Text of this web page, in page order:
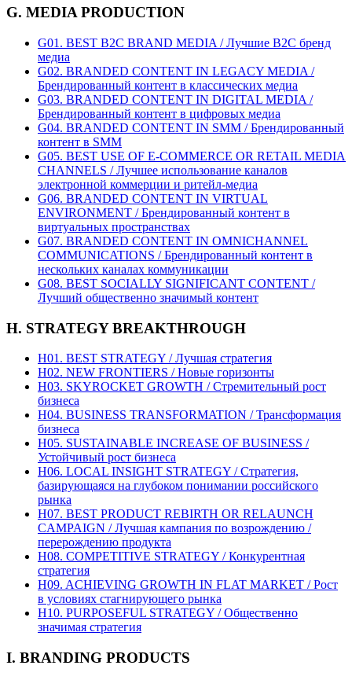
G. MEDIA PRODUCTION
G01. BEST B2C BRAND MEDIA / Лучшие B2C бренд
медиа
G02. BRANDED CONTENT IN LEGACY MEDIA /
Брендированный контент в классических медиа
G03. BRANDED CONTENT IN DIGITAL MEDIA /
Брендированный контент в цифровых медиа
G04. BRANDED CONTENT IN SMM / Брендированный
контент в SMM
G05. BEST USE OF E-COMMERCE OR RETAIL MEDIA
CHANNELS / Лучшее использование каналов
электронной коммерции и ритейл-медиа
G06. BRANDED CONTENT IN VIRTUAL
ENVIRONMENT / Брендированный контент в
виртуальных пространствах
G07. BRANDED CONTENT IN OMNICHANNEL
COMMUNICATIONS / Брендированный контент в
нескольких каналах коммуникации
G08. BEST SOCIALLY SIGNIFICANT CONTENT /
Лучший общественно значимый контент
H. STRATEGY BREAKTHROUGH
H01. BEST STRATEGY / Лучшая стратегия
H02. NEW FRONTIERS / Новые горизонты
H03. SKYROCKET GROWTH / Стремительный рост
бизнеса
H04. BUSINESS TRANSFORMATION / Трансформация
бизнеса
H05. SUSTAINABLE INCREASE OF BUSINESS /
Устойчивый рост бизнеса
H06. LOCAL INSIGHT STRATEGY / Стратегия,
базирующаяся на глубоком понимании российского
рынка
H07. BEST PRODUCT REBIRTH OR RELAUNCH
CAMPAIGN / Лучшая кампания по возрождению /
перерождению продукта
H08. COMPETITIVE STRATEGY / Конкурентная
стратегия
H09. ACHIEVING GROWTH IN FLAT MARKET / Рост
в условиях стагнирующего рынка
H10. PURPOSEFUL STRATEGY / Общественно
значимая стратегия
I. BRANDING PRODUCTS